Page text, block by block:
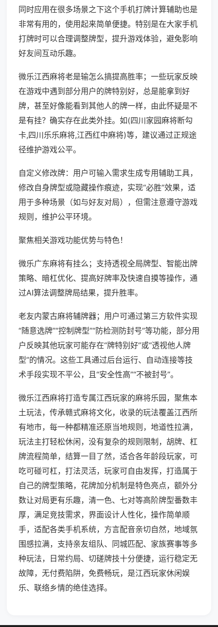
同时应用在很多场景之下这个手机打牌计算辅助也是
非常有用的，使用起来简单便捷。特别是在大家手机
打牌时可以合理调整牌型，提升游戏体验，避免影响
好友间互动乐趣。
微乐江西麻将老是输怎么搞提高胜率；一些玩家反映
在游戏中遇到部分用户的牌特别好，总是能拿到好
牌，甚至好像能看到其他人的牌一样，由此怀疑是不
是有挂？确实存在此类外挂。如(四川家园麻将断勾
卡,四川乐乐麻将,江西红中麻将)等，建议通过正规途
径维护游戏公平。
自定义修改牌：用户可输入需求生成专用辅助工具，
修改自身牌型或隐藏操作痕迹，实现“必胜”效果，适
用于多种场景（如与好友对局），但需注意遵守游戏
规则，维护公平环境。
聚焦相关游戏功能优势与特色！
微乐广东麻将有挂么；支持透视全局牌型、智能出牌
策略、暗杠优化、提高好牌率及快速自摸等操作，通
过AI算法调整牌局结果，提升胜率。
老友内蒙古麻将辅牌器；用户可通过第三方软件实现
“随意选牌”“控制牌型”“防检测防封号”等功能，部分用
户反映其他玩家可能存在“牌特别好”或“透视他人牌
型”的情况。这些工具通过后台运行、自动连接等技
术手段实现不平公，且“安全性高”“不被封号”。
微乐江西麻将打造专属江西玩家的麻将乐园，聚焦本
土玩法，传承赣式麻将文化，收录的玩法覆盖江西所
有地市，每一种都精准还原当地规则，地道性拉满，
玩法主打轻松休闲，没有复杂的规则限制，胡牌、杠
牌流程简单，结算一目了然，适合各年龄段玩家，可
吃可碰可杠，打法灵活，玩家可自由发挥，打造属于
自己的牌型策略，花牌加分机制是特色亮点，额外分
数让对局更有乐趣，清一色、七对等高阶牌型番数丰
厚，满足竞技需求，界面设计人性化，操作简单顺
手，适配各类手机系统，方言配音亲切自然，地域氛
围感拉满，支持亲友组队、同城匹配、家族赛事等多
种玩法，日常约局、切磋牌技十分便捷，运行稳定无
故障，无付费陷阱，免费畅玩，是江西玩家休闲娱
乐、联络乡情的绝佳选择。